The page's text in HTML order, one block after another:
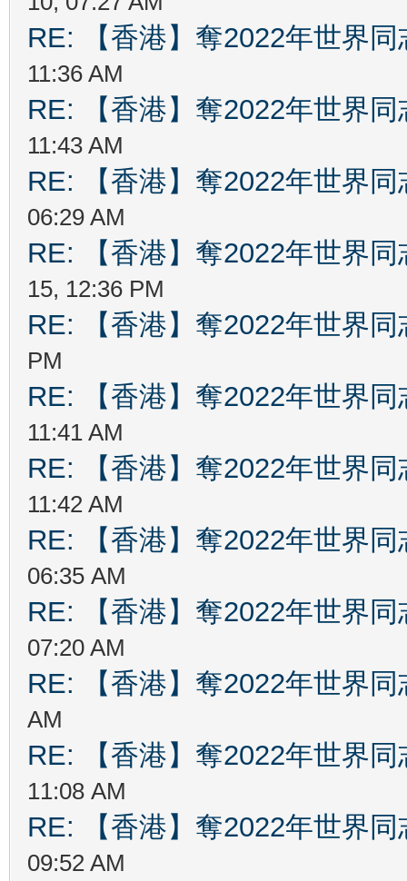
RE: 【香港】奪2022年世界
11:36 AM
RE: 【香港】奪2022年世界
11:43 AM
RE: 【香港】奪2022年世界
06:29 AM
RE: 【香港】奪2022年世界
15, 12:36 PM
RE: 【香港】奪2022年世界
PM
RE: 【香港】奪2022年世界
11:41 AM
RE: 【香港】奪2022年世界
11:42 AM
RE: 【香港】奪2022年世界
06:35 AM
RE: 【香港】奪2022年世界
07:20 AM
RE: 【香港】奪2022年世界
AM
RE: 【香港】奪2022年世界
11:08 AM
RE: 【香港】奪2022年世界
09:52 AM